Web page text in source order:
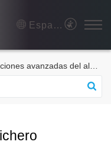
Español (España)
avanzadas del alojamiento web